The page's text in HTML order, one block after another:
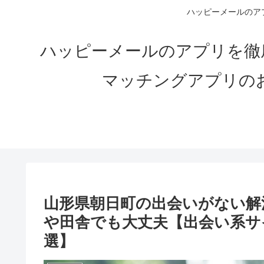
ハッピーメールの
ハッピーメールのアプリを
マッチングアプリ
山形県朝日町の出会いがない
や田舎でも大丈夫【出会い系
選】